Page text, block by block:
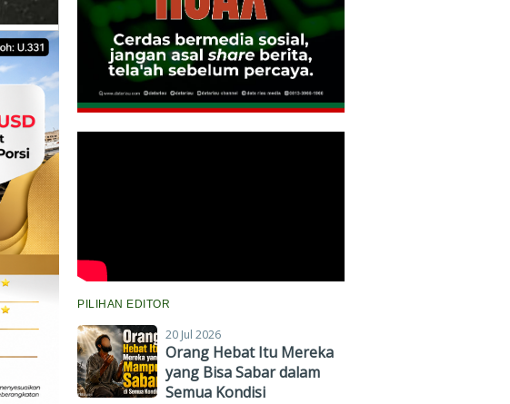
PILIHAN EDITOR
20 Jul 2026
Orang Hebat Itu Mereka
yang Bisa Sabar dalam
Semua Kondisi